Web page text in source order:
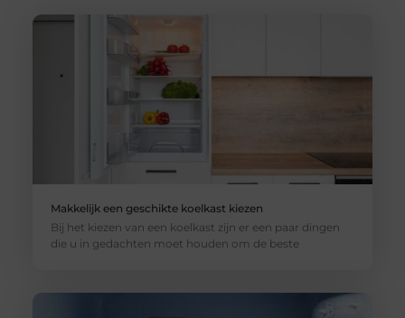
Makkelijk een geschikte koelkast kiezen
Bij het kiezen van een koelkast zijn er een paar dingen
die u in gedachten moet houden om de beste